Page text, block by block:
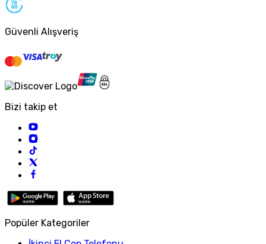
Güvenli Alışveriş
Bizi takip et
Popüler Kategoriler